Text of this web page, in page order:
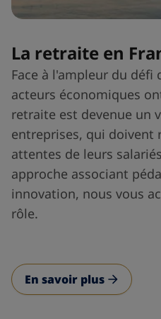
La retraite en
Face à l'ampleur du
acteurs économiques
retraite est devenue un
entreprises, qui doivent
attentes de leurs
approche associant
innovation, nous vous
rôle.
En savoir plus